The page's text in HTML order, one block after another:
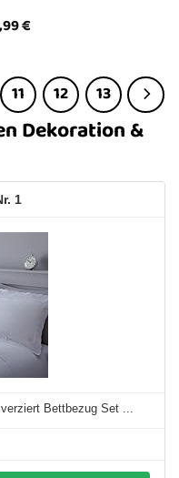
€
11 12 13
Dekoration &
1
Bettbezug Set ...